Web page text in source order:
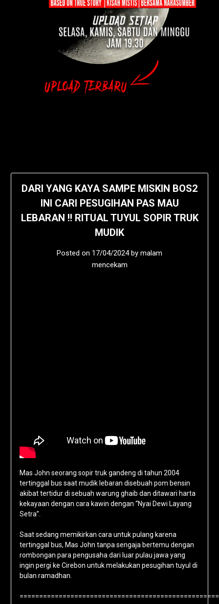
DARI YANG KAYA SAMPE MISKIN BOS2
INI CARI PESUGIHAN PAS MAU
LEBARAN !! RITUAL TUYUL SOPIR TRUK
MUDIK
Posted on 17/04/2024by malam
mencekam
Mas John seorang sopir truk gandeng di tahun 2004
tertinggal bus saat mudik lebaran disebuah pom bensin
akibat tertidur di sebuah warung ghaib dan ditawari harta
kekayaan dengan cara kawin dengan “Nyai Dewi Layang
Setra”.
Saat sedang memikirkan cara untuk pulang karena
tertinggal bus, Mas John tanpa sengaja bertemu dengan
rombongan para pengusaha dari luar pulau jawa yang
ingin pergi ke Cirebon untuk melakukan pesugihan tuyul di
bulan ramadhan.